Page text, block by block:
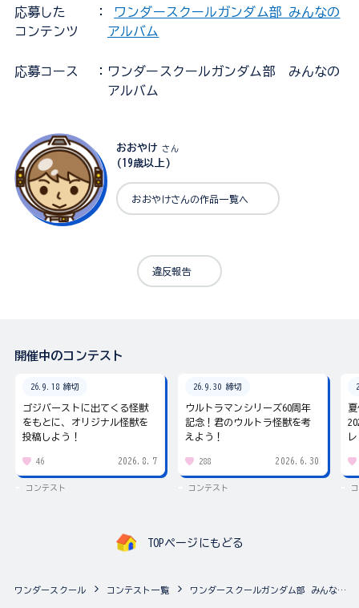
応募した
コンテンツ
：
ワンダースクールガンダム部 みんなの
アルバム
応募コース
：ワンダースクールガンダム部 みんなの
アルバム
おおやけ さん
(19歳以上)
おおやけさんの作品一覧へ
違反報告
開催中のコンテスト
26.9.18 締切
ゴジバーストに出てくる怪獣
をもとに、オリジナル怪獣を
投稿しよう！
46 2026.8.7
コンテスト
26.9.30 締切
ウルトラマンシリーズ60周年
記念！君のウルトラ怪獣を考
えよう！
288 2026.6.30
コンテスト
TOPページにもどる
ワンダースクール コンテスト一覧 ワンダースクールガンダム部 みんなのアルバム